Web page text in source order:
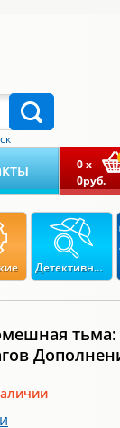
0x
0руб.
Детективные